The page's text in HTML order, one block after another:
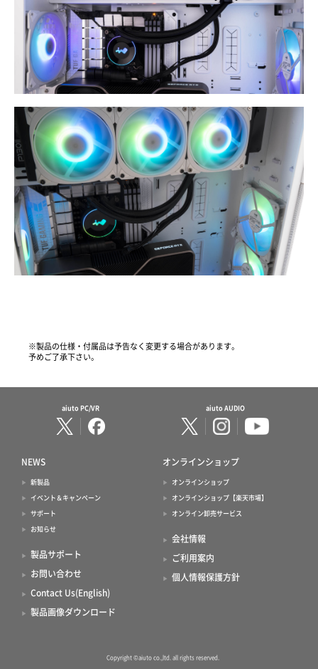
※製品の仕様・付属品は予告なく変更する場合があります。
予めご了承下さい。
aiuto PC/VR aiuto AUDIO
NEWS
新製品
イベント＆キャンペーン
サポート
お知らせ
製品サポート
お問い合わせ
Contact Us(English)
製品画像ダウンロード
オンラインショップ
オンラインショップ
オンラインショップ【楽天市場】
オンライン卸売サービス
会社情報
ご利用案内
個人情報保護方針
Copyright ©aiuto co.,ltd. all rights reserved.